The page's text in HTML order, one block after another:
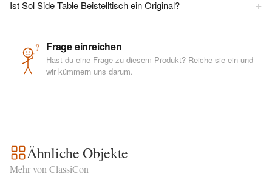
Ist Sol Side Table Beistelltisch ein Original? +
? Frage einreichen
Hast du eine Frage zu diesem Produkt? Reiche sie ein und
wir kümmern uns darum.
Ähnliche Objekte
Mehr von ClassiCon